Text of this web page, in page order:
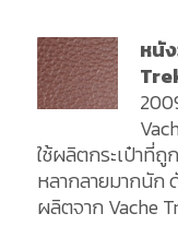
หนั
ใช้ผลิตกระเป๋าที่
หลากลายมากนัก
ผลิตจาก Vache